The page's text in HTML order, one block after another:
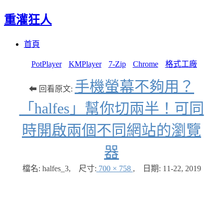
重灌狂人
首頁
PotPlayer KMPlayer 7-Zip Chrome 格式工廠
⬅ 回看原文: 手機螢幕不夠用？
「halfes」幫你切兩半！可同
時開啟兩個不同網站的瀏覽
器
檔名: halfes_3, 尺寸: 700 × 758 , 日期: 11-22, 2019